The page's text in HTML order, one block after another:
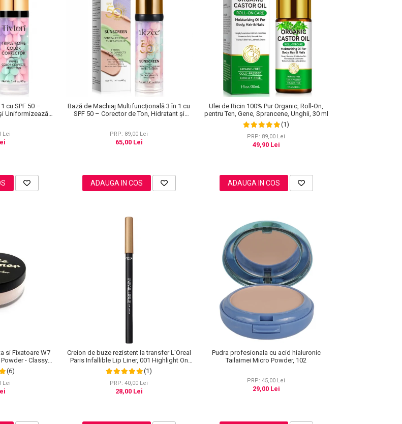
cu SPF 50 –
Uniformizează
Lei
Bază de Machiaj Multifuncțională 3 în 1 cu
SPF 50 – Corector de Ton, Hidratant și
PRP: 89,00 Lei
65,00 Lei
ADAUGA IN COS
Ulei de Ricin 100% Pur Organic, Roll-On,
pentru Ten, Gene, Sprancene, Unghii, 30 ml
(1)
PRP: 89,00 Lei
49,90 Lei
ADAUGA IN COS
si Fixatoare W7
- Classy
(6)
Lei
Creion de buze rezistent la transfer L'Oreal
Paris Infallible Lip Liner, 001 Highlight On
Point
(1)
PRP: 40,00 Lei
28,00 Lei
Pudra profesionala cu acid hialuronic
Tailaimei Micro Powder, 102
PRP: 45,00 Lei
29,00 Lei